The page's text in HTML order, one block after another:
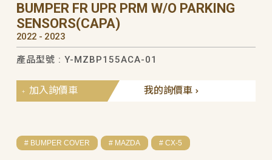
BUMPER FR UPR PRM W/O PARKING
SENSORS(CAPA)
2022 - 2023
產品型號 : Y-MZBP155ACA-01
我的詢價車
加入詢價車
# BUMPER COVER # MAZDA # CX-5